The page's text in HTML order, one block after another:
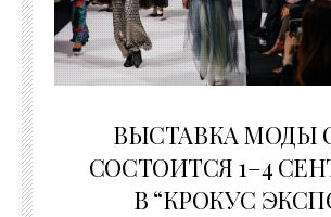
ВЫСТАВКА МОДЫ
СОСТОИТСЯ 1–4
В “КРОКУС